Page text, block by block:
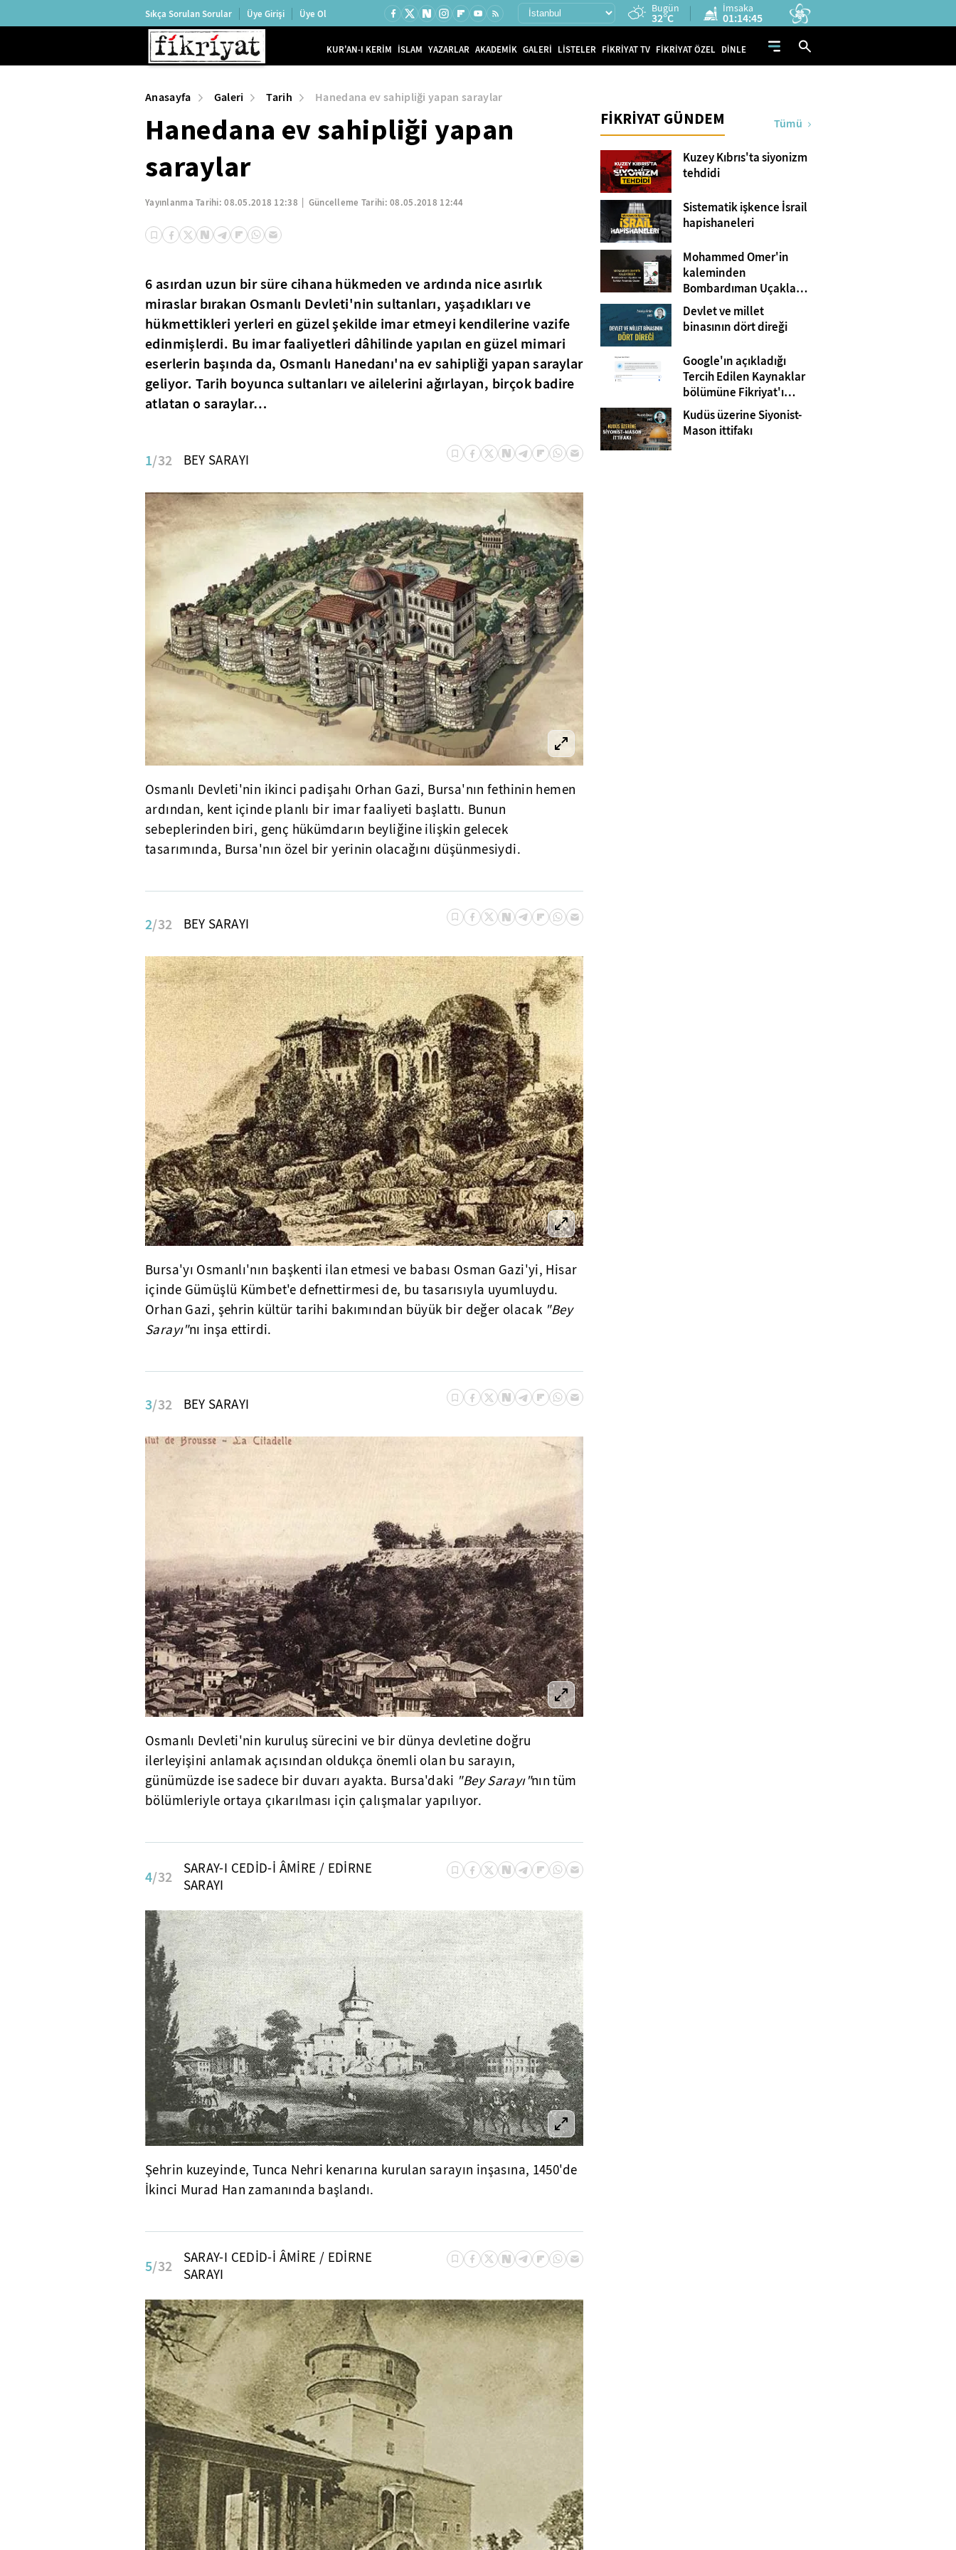
Sıkça Sorulan Sorular Üye Girişi Üye Ol Bugün
32°C
İmsaka
01:14:43
KUR'AN-I KERİM İSLAM YAZARLAR AKADEMİK GALERİ LİSTELER FİKRİYAT TV FİKRİYAT ÖZEL DİNLE
Anasayfa Galeri Tarih Hanedana ev sahipliği yapan saraylar
Hanedana ev sahipliği yapan
saraylar
Yayınlanma Tarihi:08.05.2018 12:38 Güncelleme Tarihi:08.05.2018 12:44
6 asırdan uzun bir süre cihana hükmeden ve ardında nice asırlık
miraslar bırakan Osmanlı Devleti'nin sultanları, yaşadıkları ve
hükmettikleri yerleri en güzel şekilde imar etmeyi kendilerine vazife
edinmişlerdi. Bu imar faaliyetleri dâhilinde yapılan en güzel mimari
eserlerin başında da, Osmanlı Hanedanı'na ev sahipliği yapan saraylar
geliyor. Tarih boyunca sultanları ve ailelerini ağırlayan, birçok badire
atlatan o saraylar…
1/32 BEY SARAYI
Osmanlı Devleti'nin ikinci padişahı Orhan Gazi, Bursa'nın fethinin hemen
ardından, kent içinde planlı bir imar faaliyeti başlattı. Bunun
sebeplerinden biri, genç hükümdarın beyliğine ilişkin gelecek
tasarımında, Bursa'nın özel bir yerinin olacağını düşünmesiydi.
2/32 BEY SARAYI
Bursa'yı Osmanlı'nın başkenti ilan etmesi ve babası Osman Gazi'yi, Hisar
içinde Gümüşlü Kümbet'e defnettirmesi de, bu tasarısıyla uyumluydu.
Orhan Gazi, şehrin kültür tarihi bakımından büyük bir değer olacak "Bey
Sarayı"nı inşa ettirdi.
3/32 BEY SARAYI
Osmanlı Devleti'nin kuruluş sürecini ve bir dünya devletine doğru
ilerleyişini anlamak açısından oldukça önemli olan bu sarayın,
günümüzde ise sadece bir duvarı ayakta. Bursa'daki "Bey Sarayı"nın tüm
bölümleriyle ortaya çıkarılması için çalışmalar yapılıyor.
4/32
SARAY-I CEDİD-İ ÂMİRE / EDİRNE
SARAYI
Şehrin kuzeyinde, Tunca Nehri kenarına kurulan sarayın inşasına, 1450'de
İkinci Murad Han zamanında başlandı.
5/32
SARAY-I CEDİD-İ ÂMİRE / EDİRNE
SARAYI
FİKRİYAT GÜNDEM Tümü
Kuzey Kıbrıs'ta siyonizm
tehdidi
Sistematik işkence İsrail
hapishaneleri
Mohammed Omer'in
kaleminden
Bombardıman Uçakları
ve Tanklar Arasında
Gazze
Devlet ve millet
binasının dört direği
Google'ın açıkladığı
Tercih Edilen Kaynaklar
bölümüne Fikriyat'ı
eklemeyi unutmayın!
Kudüs üzerine Siyonist-
Mason ittifakı